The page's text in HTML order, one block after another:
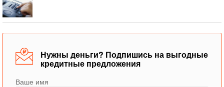
Нужны деньги? Подпишись на выгодные
кредитные предложения
Ваше имя